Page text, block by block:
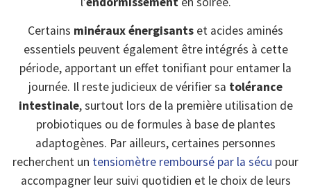
Certains minéraux énergisants et acides aminés
essentiels peuvent également être intégrés à cette
période, apportant un effet tonifiant pour entamer la
journée. Il reste judicieux de vérifier sa tolérance
intestinale, surtout lors de la première utilisation de
probiotiques ou de formules à base de plantes
adaptogènes. Par ailleurs, certaines personnes
recherchent un tensiomètre remboursé par la sécu pour
accompagner leur suivi quotidien et le choix de leurs